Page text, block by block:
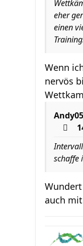
eher
einen
Wenn
nervös
schaffe
auch